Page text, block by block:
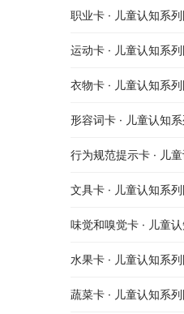
职业卡 · 儿童认知系
运动卡 · 儿童认知系
衣物卡 · 儿童认知系
形容词卡 · 儿童认知
行为规范提示卡 · 儿
文具卡 · 儿童认知系
味觉和嗅觉卡 · 儿童
水果卡 · 儿童认知系
蔬菜卡 · 儿童认知系